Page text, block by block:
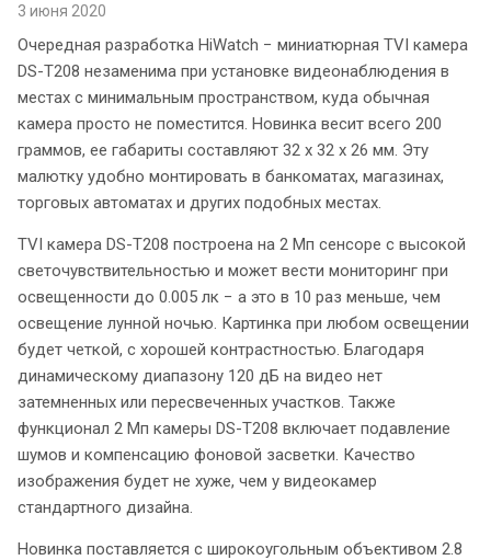
3 июня 2020
Очередная разработка HiWatch − миниатюрная TVI камера
DS-T208 незаменима при установке видеонаблюдения в
местах с минимальным пространством, куда обычная
камера просто не поместится. Новинка весит всего 200
граммов, ее габариты составляют 32 х 32 х 26 мм. Эту
малютку удобно монтировать в банкоматах, магазинах,
торговых автоматах и других подобных местах.
TVI камера DS-T208 построена на 2 Мп сенсоре с высокой
светочувствительностью и может вести мониторинг при
освещенности до 0.005 лк − а это в 10 раз меньше, чем
освещение лунной ночью. Картинка при любом освещении
будет четкой, с хорошей контрастностью. Благодаря
динамическому диапазону 120 дБ на видео нет
затемненных или пересвеченных участков. Также
функционал 2 Мп камеры DS-T208 включает подавление
шумов и компенсацию фоновой засветки. Качество
изображения будет не хуже, чем у видеокамер
стандартного дизайна.
Новинка поставляется с широкоугольным объективом 2.8